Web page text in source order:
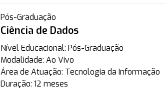
Pós-Graduação
Ciência de Dados
Nível Educacional:Pós-Graduação
Modalidade:Ao Vivo
Área de Atuação: Tecnologia da Informação
Duração: 12 meses